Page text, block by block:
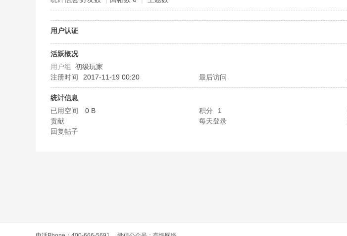
L
用户认证
活跃概况
用户组 初级玩家
注册时间
2017-11-19 00:20 最后访问
统计信息
已用空间
0 B 积分 1
贡献
每天登录
回复帖子